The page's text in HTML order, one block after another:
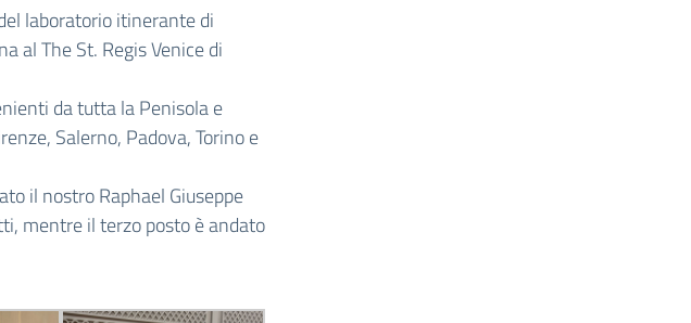
laboratorio itinerante di
al The St. Regis Venice di
da tutta la Penisola e
Salerno, Padova, Torino e
il nostro Raphael Giuseppe
mentre il terzo posto è andato